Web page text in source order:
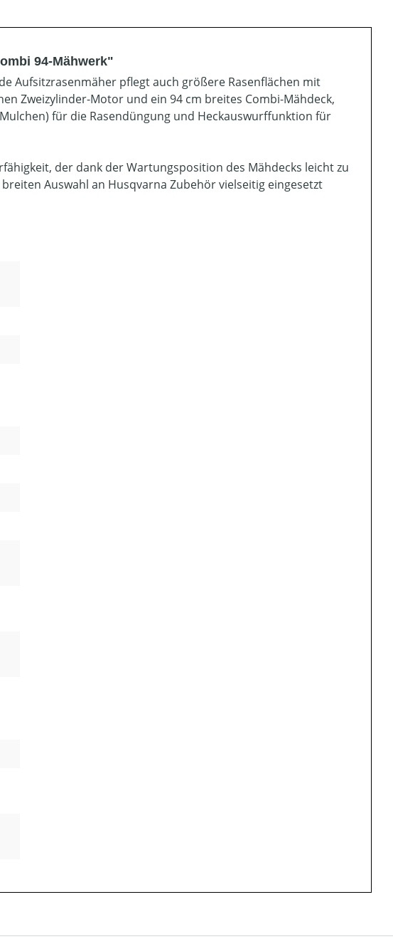
94-Mähwerk"
Aufsitzrasenmäher pflegt auch größere Rasenflächen mit
Zweizylinder-Motor und ein 94 cm breites Combi-Mähdeck,
für die Rasendüngung und Heckauswurffunktion für
der dank der Wartungsposition des Mähdecks leicht zu
Auswahl an Husqvarna Zubehör vielseitig eingesetzt